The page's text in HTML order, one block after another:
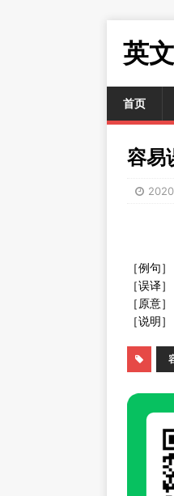
英
首页
容易
［例句
［误译
［原意
［说明